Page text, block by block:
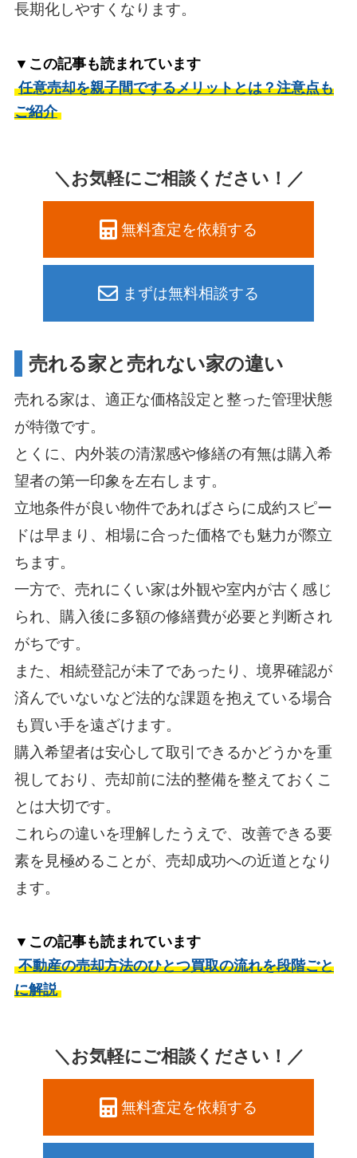
長期化しやすくなります。
▼この記事も読まれています
任意売却を親子間でするメリットとは？注意点も
ご紹介
＼お気軽にご相談ください！／
無料査定を依頼する
まずは無料相談する
売れる家と売れない家の違い
売れる家は、適正な価格設定と整った管理状態
が特徴です。
とくに、内外装の清潔感や修繕の有無は購入希
望者の第一印象を左右します。
立地条件が良い物件であればさらに成約スピー
ドは早まり、相場に合った価格でも魅力が際立
ちます。
一方で、売れにくい家は外観や室内が古く感じ
られ、購入後に多額の修繕費が必要と判断され
がちです。
また、相続登記が未了であったり、境界確認が
済んでいないなど法的な課題を抱えている場合
も買い手を遠ざけます。
購入希望者は安心して取引できるかどうかを重
視しており、売却前に法的整備を整えておくこ
とは大切です。
これらの違いを理解したうえで、改善できる要
素を見極めることが、売却成功への近道となり
ます。
▼この記事も読まれています
不動産の売却方法のひとつ買取の流れを段階ごと
に解説
＼お気軽にご相談ください！／
無料査定を依頼する